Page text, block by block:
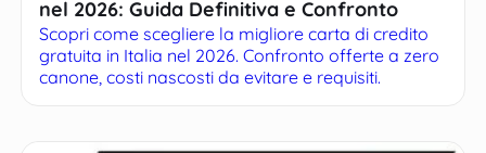
nel 2026: Guida Definitiva e Confronto
Scopri come scegliere la migliore carta di credito
gratuita in Italia nel 2026. Confronto offerte a zero
canone, costi nascosti da evitare e requisiti.